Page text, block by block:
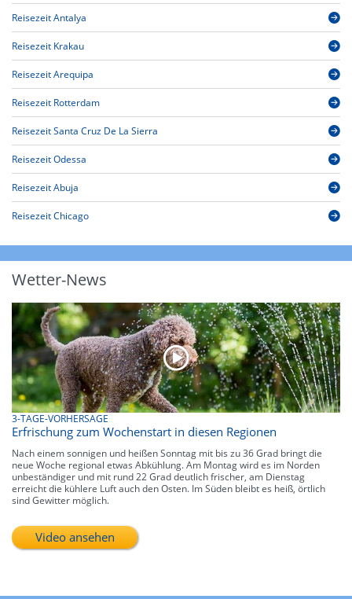
Reisezeit Antalya
Reisezeit Krakau
Reisezeit Arequipa
Reisezeit Rotterdam
Reisezeit Santa Cruz De La Sierra
Reisezeit Odessa
Reisezeit Abuja
Reisezeit Chicago
Wetter-News
3-TAGE-VORHERSAGE
Erfrischung zum Wochenstart in diesen Regionen
Nach einem sonnigen und heißen Sonntag mit bis zu 36 Grad bringt die
neue Woche regional etwas Abkühlung. Am Montag wird es im Norden
unbeständiger und mit rund 22 Grad deutlich frischer, am Dienstag
erreicht die kühlere Luft auch den Osten. Im Süden bleibt es heiß, örtlich
sind Gewitter möglich.
Video ansehen